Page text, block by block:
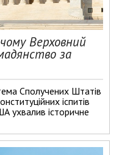
Верховний
за
Сполучених Штатів
іспитів
ухвалив історичне